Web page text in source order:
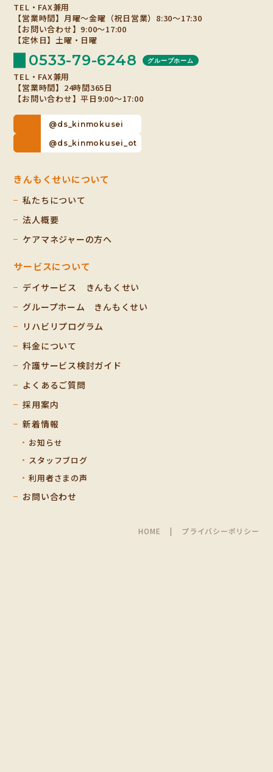
TEL・FAX兼用
【営業時間】月曜～金曜（祝日営業）8:30～17:30
【お問い合わせ】9:00～17:00
【定休日】土曜・日曜
0533-79-6248 グループホーム
TEL・FAX兼用
【営業時間】24時間365日
【お問い合わせ】平日9:00～17:00
@ds_kinmokusei
@ds_kinmokusei_ot
きんもくせいについて
私たちについて
法人概要
ケアマネジャーの方へ
サービスについて
デイサービス きんもくせい
グループホーム きんもくせい
リハビリプログラム
料金について
介護サービス検討ガイド
よくあるご質問
採用案内
新着情報
お知らせ
スタッフブログ
利用者さまの声
お問い合わせ
HOME プライバシーポリシー